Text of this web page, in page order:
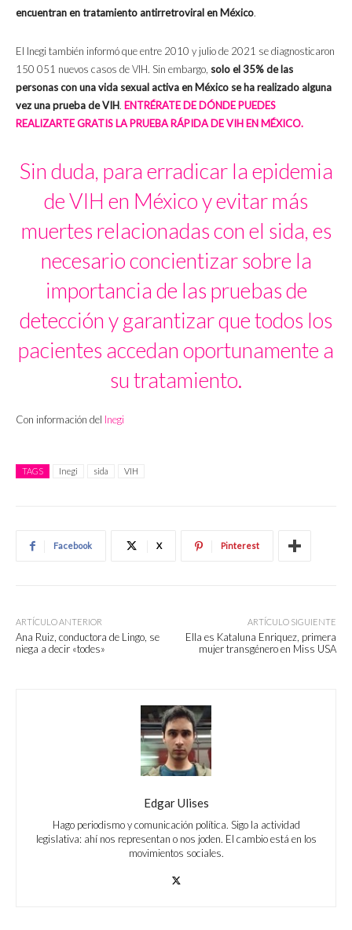
encuentran en tratamiento antirretroviral en México.
El Inegi también informó que entre 2010 y julio de 2021 se diagnosticaron
150 051 nuevos casos de VIH. Sin embargo, solo el 35% de las
personas con una vida sexual activa en México se ha realizado alguna
vez una prueba de VIH. ENTRÉRATE DE DÓNDE PUEDES
REALIZARTE GRATIS LA PRUEBA RÁPIDA DE VIH EN MÉXICO.
Sin duda, para erradicar la epidemia
de VIH en México y evitar más
muertes relacionadas con el sida, es
necesario concientizar sobre la
importancia de las pruebas de
detección y garantizar que todos los
pacientes accedan oportunamente a
su tratamiento.
Con información del Inegi
TAGS Inegi sida VIH
Facebook X Pinterest
ARTÍCULO ANTERIOR
Ana Ruiz, conductora de Lingo, se
niega a decir «todes»
ARTÍCULO SIGUIENTE
Ella es Kataluna Enriquez, primera
mujer transgénero en Miss USA
Edgar Ulises
Hago periodismo y comunicación política. Sigo la actividad
legislativa: ahí nos representan o nos joden. El cambio está en los
movimientos sociales.